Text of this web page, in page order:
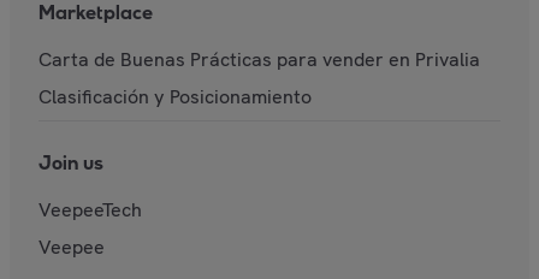
Marketplace
Carta de Buenas Prácticas para vender en Privalia
Clasificación y Posicionamiento
Join us
VeepeeTech
Veepee